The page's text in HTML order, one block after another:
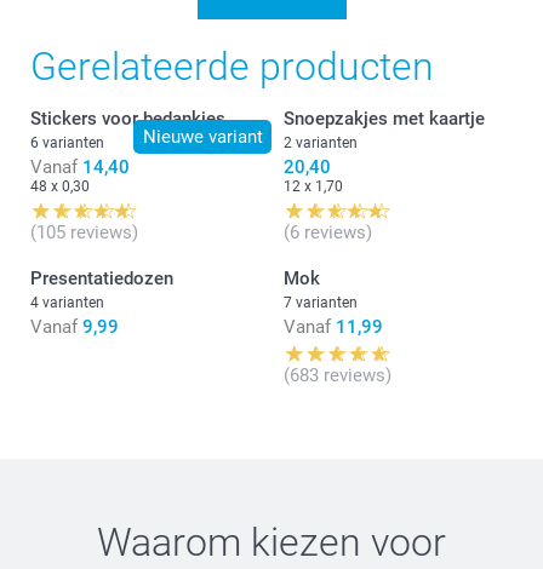
Gerelateerde producten
Nieuwe variant
Stickers voor bedankjes
6 varianten
Vanaf 14,40
48 x 0,30
(105 reviews)
Snoepzakjes met kaartje
2 varianten
20,40
12 x 1,70
(6 reviews)
Presentatiedozen
4 varianten
Vanaf 9,99
Mok
7 varianten
Vanaf 11,99
(683 reviews)
Waarom kiezen voor